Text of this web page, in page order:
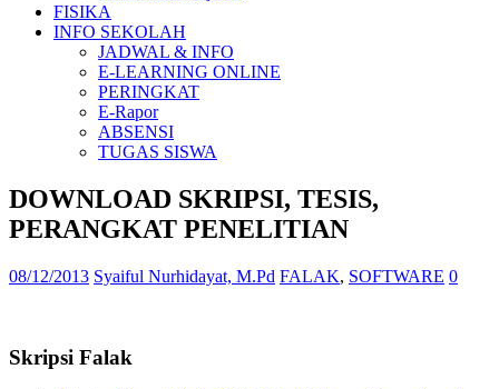
FISIKA
INFO SEKOLAH
JADWAL & INFO
E-LEARNING ONLINE
PERINGKAT
E-Rapor
ABSENSI
TUGAS SISWA
DOWNLOAD SKRIPSI, TESIS,
PERANGKAT PENELITIAN
08/12/2013 Syaiful Nurhidayat, M.Pd FALAK, SOFTWARE 0
Skripsi Falak